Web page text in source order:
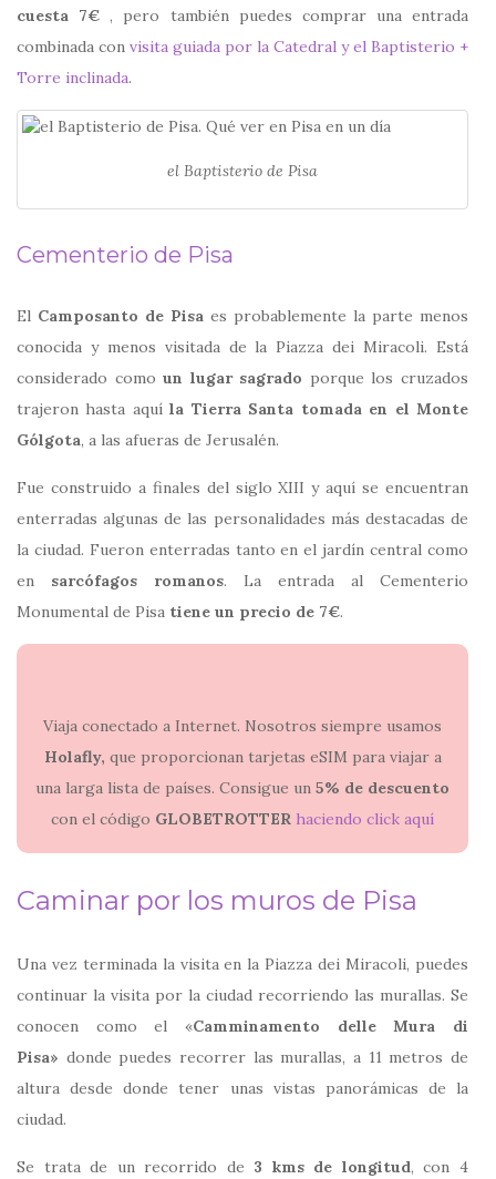
cuesta 7€ , pero también puedes comprar una entrada
combinada con visita guiada por la Catedral y el Baptisterio +
Torre inclinada.
el Baptisterio de Pisa
Cementerio de Pisa
El Camposanto de Pisa es probablemente la parte menos
conocida y menos visitada de la Piazza dei Miracoli. Está
considerado comoun lugar sagrado porque los cruzados
trajeron hasta aquíla Tierra Santa tomada en el Monte
Gólgota, a las afueras de Jerusalén.
Fue construido a finales del siglo XIII y aquí se encuentran
enterradas algunas de las personalidades más destacadas de
la ciudad. Fueron enterradas tanto en el jardín central como
en sarcófagos romanos. La entrada al Cementerio
Monumental de Pisa tiene un precio de 7€.
Viaja conectado a Internet. Nosotros siempre usamos
Holafly, que proporcionan tarjetas eSIM para viajar a
una larga lista de países. Consigue un 5% de descuento
con el código GLOBETROTTER haciendo click aquí
Caminar por los muros de Pisa
Una vez terminada la visita en la Piazza dei Miracoli, puedes
continuar la visita por la ciudad recorriendo las murallas. Se
conocen como el «Camminamento delle Mura di
Pisa» donde puedes recorrer las murallas, a 11 metros de
altura desde donde tener unas vistas panorámicas de la
ciudad.
Se trata de un recorrido de 3 kms de longitud, con 4